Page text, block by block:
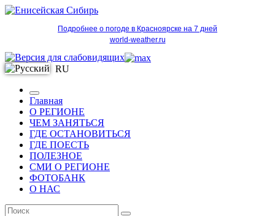
Подробнее о погоде в Красноярске на 7 дней
world-weather.ru
RU
Главная
О РЕГИОНЕ
ЧЕМ ЗАНЯТЬСЯ
ГДЕ ОСТАНОВИТЬСЯ
ГДЕ ПОЕСТЬ
ПОЛЕЗНОЕ
СМИ О РЕГИОНЕ
ФОТОБАНК
О НАС